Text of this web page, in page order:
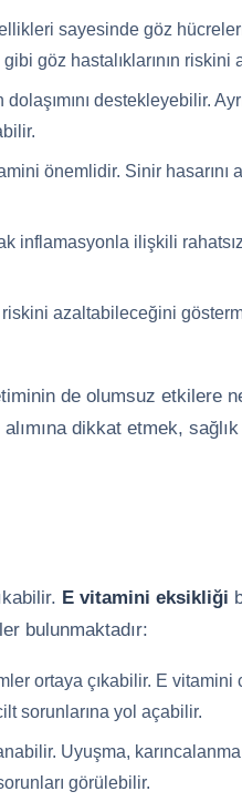
sayesinde göz
göz hastalıklarının riskini
destekleyebilir.
önemlidir. Sinir hasarını
inflamasyonla ilişkili
azaltabileceğini
de olumsuz etkilere
dikkat etmek, sağlık
E vitamini eksikliği
bulunmaktadır:
ortaya çıkabilir. E vitamini
sorunlarına yol açabilir.
Uyuşma,
görülebilir.